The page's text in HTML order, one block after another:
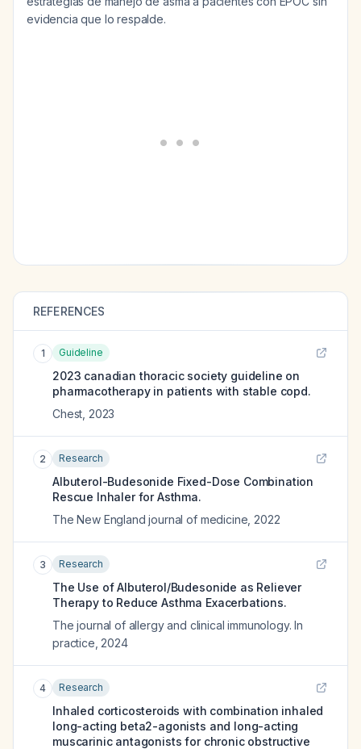
evidencia que lo respalde.
REFERENCES
1 Guideline
2023 canadian thoracic society guideline on
pharmacotherapy in patients with stable copd.
Chest 2023
2 Research
Albuterol-Budesonide Fixed-Dose Combination
Rescue Inhaler for Asthma.
The New England journal of medicine 2022
3 Research
The Use of Albuterol/Budesonide as Reliever
Therapy to Reduce Asthma Exacerbations.
The journal of allergy and clinical immunology. In
practice 2024
4 Research
Inhaled corticosteroids with combination inhaled
long-acting beta2-agonists and long-acting
muscarinic antagonists for chronic obstructive